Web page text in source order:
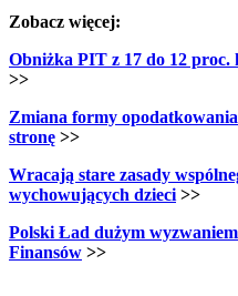
Zobacz więcej:
Obniżka PIT z 17 do 12
>>
Zmiana formy
stronę >>
Wracają stare zasady
wychowujących dzieci >>
Polski Ład dużym
Finansów >>